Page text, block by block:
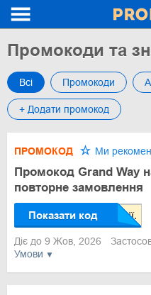
Промокоди та
Всі Промокоди
+ Додати промокод
Умови
ПРОМОКОД Ми
Промокод Grand Way
повторне замовлення
Показати код
Діє до 9 Жов, 2026